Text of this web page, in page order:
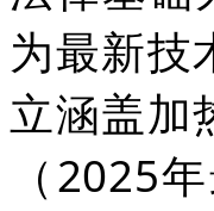
为最新技
立涵盖加
（2025